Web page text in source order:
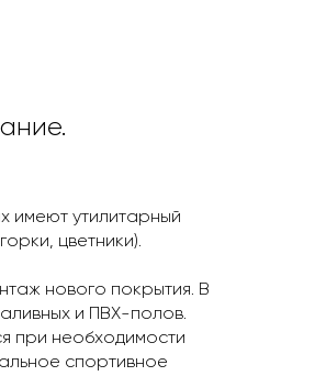
имеют утилитарный
цветники).
нового покрытия. В
и ПВХ-полов.
при необходимости
спортивное